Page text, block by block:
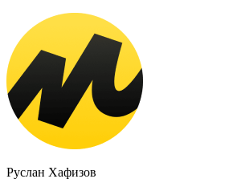
Руслан Хафизов